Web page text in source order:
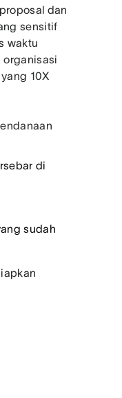
dan
sensitif
waktu
organisasi
10X
di
sudah